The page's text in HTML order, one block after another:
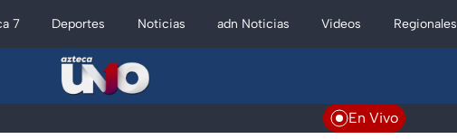
7 Deportes Noticias adn Noticias Videos Regionales
En Vivo